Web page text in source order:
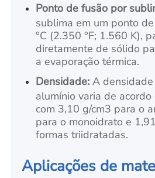
Ponto de fusão por
sublima em um ponto
°C (2.350 °F; 1.560 K),
diretamente de sólido
a evaporação térmica.
Densidade:A
alumínio varia de acordo
com 3,10 g/cm3 para o
para o monoidrato e
formas triidratadas.
Aplicações de